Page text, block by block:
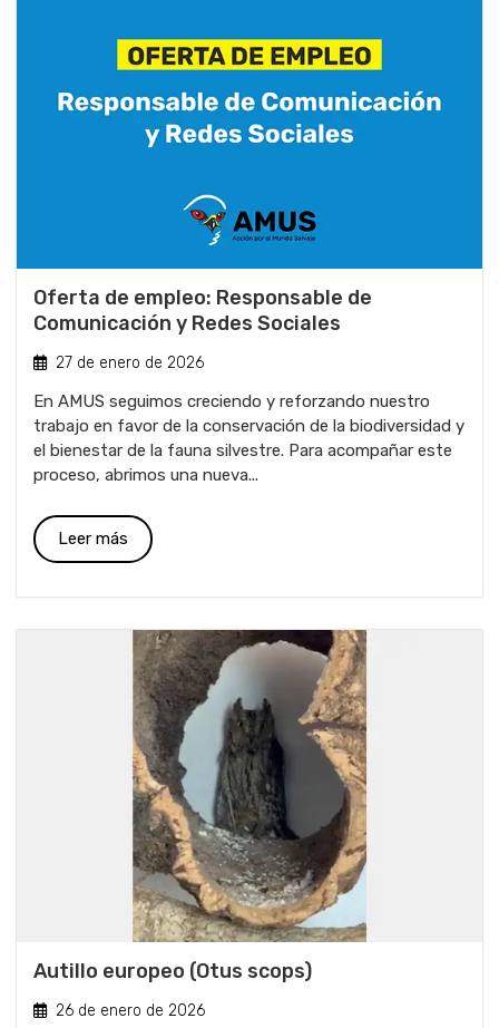
Oferta de empleo: Responsable de
Comunicación y Redes Sociales
27 de enero de 2026
En AMUS seguimos creciendo y reforzando nuestro
trabajo en favor de la conservación de la biodiversidad y
el bienestar de la fauna silvestre. Para acompañar este
proceso, abrimos una nueva...
Leer más
Autillo europeo (Otus scops)
26 de enero de 2026